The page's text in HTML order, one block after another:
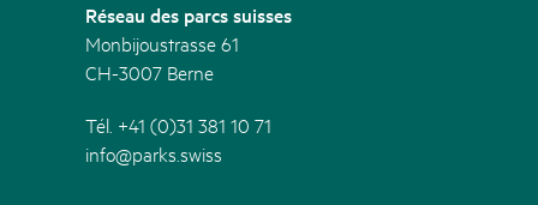
Réseau des parcs suisses
Monbijoustrasse 61
CH-3007 Berne
Tél. +41 (0)31 381 10 71
info@parks.swiss